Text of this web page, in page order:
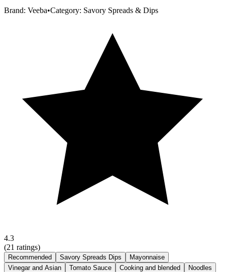
Brand: Veeba•Category: Savory Spreads & Dips
4.3
(21 ratings)
Recommended Savory Spreads Dips
Mayonnaise
Vinegar and Asian
Tomato Sauce Cooking and blended Noodles